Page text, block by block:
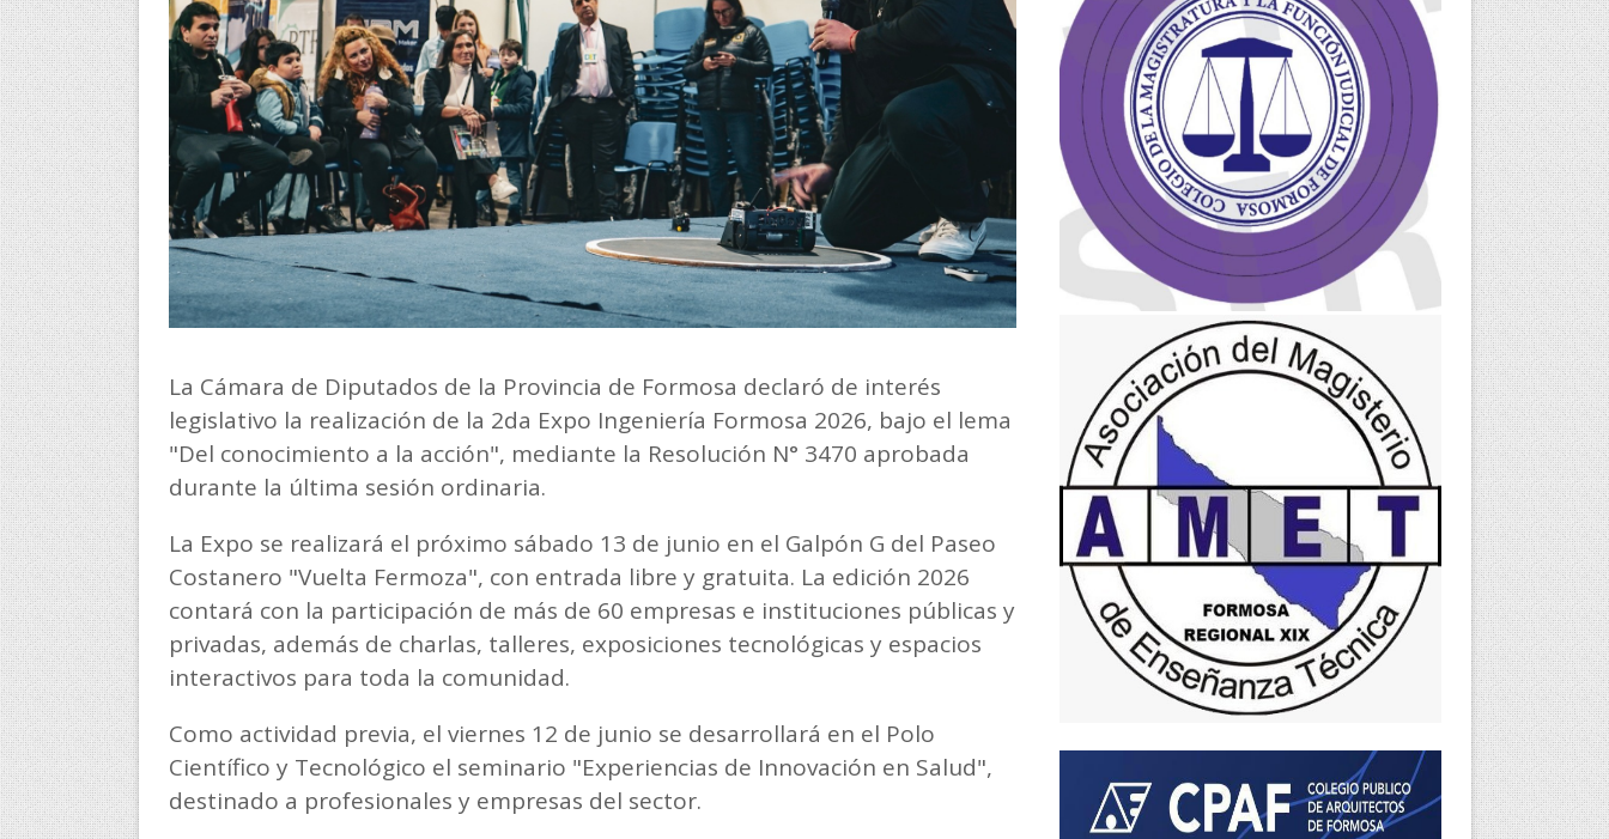
La Cámara de Diputados de la Provincia de Formosa declaró de interés
legislativo la realización de la 2da Expo Ingeniería Formosa 2026, bajo el lema
"Del conocimiento a la acción", mediante la Resolución N° 3470 aprobada
durante la última sesión ordinaria.
La Expo se realizará el próximo sábado 13 de junio en el Galpón G del Paseo
Costanero "Vuelta Fermoza", con entrada libre y gratuita. La edición 2026
contará con la participación de más de 60 empresas e instituciones públicas y
privadas, además de charlas, talleres, exposiciones tecnológicas y espacios
interactivos para toda la comunidad.
Como actividad previa, el viernes 12 de junio se desarrollará en el Polo
Científico y Tecnológico el seminario "Experiencias de Innovación en Salud",
destinado a profesionales y empresas del sector.